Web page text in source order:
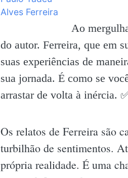
Ao
do autor. Ferreira, que em
suas experiências de
sua jornada. É como se
arrastar de volta à inércia.
Os relatos de Ferreira são
turbilhão de sentimentos.
própria realidade. É uma